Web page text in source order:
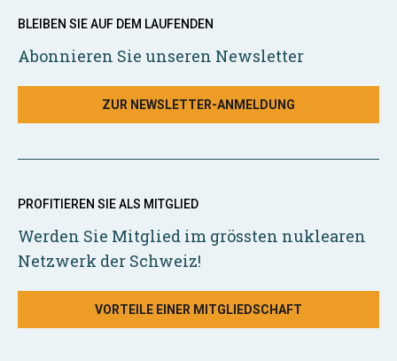
BLEIBEN SIE AUF DEM LAUFENDEN
Abonnieren Sie unseren Newsletter
ZUR NEWSLETTER-ANMELDUNG
PROFITIEREN SIE ALS MITGLIED
Werden Sie Mitglied im grössten nuklearen
Netzwerk der Schweiz!
VORTEILE EINER MITGLIEDSCHAFT